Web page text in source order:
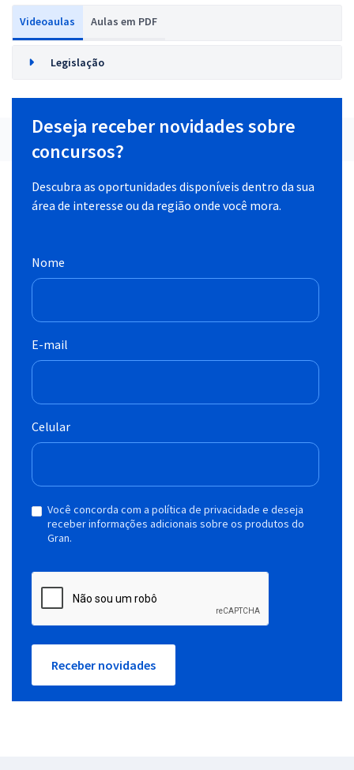
Videoaulas Aulas em PDF
Legislação
Deseja receber novidades sobre
concursos?
Descubra as oportunidades disponíveis dentro da sua
área de interesse ou da região onde você mora.
Nome
E-mail
Celular
Você concorda com a política de privacidade e deseja
receber informações adicionais sobre os produtos do
Gran.
Receber novidades